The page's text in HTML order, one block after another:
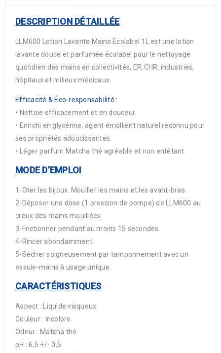
DESCRIPTIONDÉTAILLÉE
LLM600 Lotion Lavante Mains Ecolabel 1L est une lotion
lavante douce et parfumée écolabel pour le nettoyage
quotidien des mains en collectivités, EP, CHR, industries,
hôpitaux et milieux médicaux.
Efficacité & Éco-responsabilité :
• Nettoie efficacement et en douceur.
• Enrichi en glycérine, agent émollient naturel reconnu pour
ses propriétés adoucissantes.
• Léger parfum Matcha thé agréable et non entêtant.
MODE D’EMPLOI
1-Oter les bijoux. Mouiller les mains et les avant-bras.
2-Déposer une dose (1 pression de pompe) de LLM600 au
creux des mains mouillées.
3-Frictionner pendant au moins 15 secondes.
4-Rincer abondamment.
5-Sécher soigneusement par tamponnement avec un
essuie-mains à usage unique.
CARACTÉRISTIQUES
Aspect : Liquide visqueux.
Couleur : Incolore.
Odeur : Matcha thé
pH : 6,5 +/- 0,5.